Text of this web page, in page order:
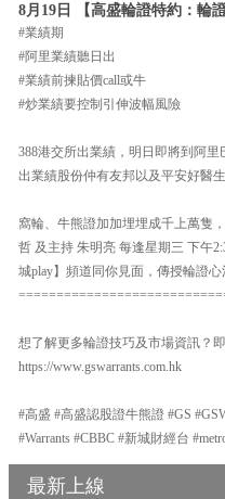
8月19日 【高盛輪證特約：輪證
#業績期
#阿里業績聽日出
#業績前揀貼價call或牛
#炒業績要控制引伸波幅風險
388港交所出業績，明日即將到阿里
出業績股份仲有友邦以及平安好醫
窩輪、牛熊證加加埋埋成千上萬隻
哲 及主持 朱明亮 每逢星期三 下午
城play】頻道同你見面，傳授輪證
想了解更多輪證技巧及市場資訊？
https://www.gswarrants.com.hk
#高盛 #高盛認股證牛熊證 #GS
#Warrants #CBBC #新城財經台
最新上線